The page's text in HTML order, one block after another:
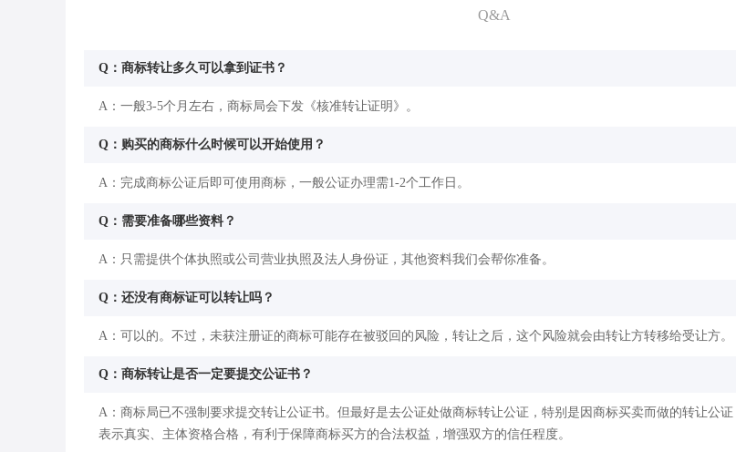
Q&A
Q：商标转让多久可以拿到证书？
A：一般3-5个月左右，商标局会下发《核准转让证明》。
Q：购买的商标什么时候可以开始使用？
A：完成商标公证后即可使用商标，一般公证办理需1-2个工作日。
Q：需要准备哪些资料？
A：只需提供个体执照或公司营业执照及法人身份证，其他资料我们会帮你准备。
Q：还没有商标证可以转让吗？
A：可以的。不过，未获注册证的商标可能存在被驳回的风险，转让之后，这个风险就会由转让方转移给受让方。
Q：商标转让是否一定要提交公证书？
A：商标局已不强制要求提交转让公证书。但最好是去公证处做商标转让公证，特别是因商标买卖而做的转让公
表示真实、主体资格合格，有利于保障商标买方的合法权益，增强双方的信任程度。